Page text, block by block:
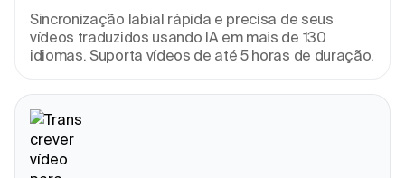
Sincronização labial rápida e precisa de seus
vídeos traduzidos usando IA em mais de 130
idiomas. Suporta vídeos de até 5 horas de duração.